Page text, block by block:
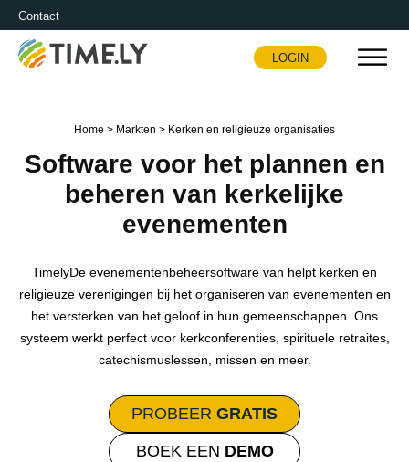
Contact
Timely
LOGIN
Home > Markten > Kerken en religieuze organisaties
Software voor het plannen en
beheren van kerkelijke
evenementen
TimelyDe evenementenbeheersoftware van helpt kerken en
religieuze verenigingen bij het organiseren van evenementen en
het versterken van het geloof in hun gemeenschappen. Ons
systeem werkt perfect voor kerkconferenties, spirituele retraites,
catechismuslessen, missen en meer.
PROBEER GRATIS
BOEK EEN DEMO